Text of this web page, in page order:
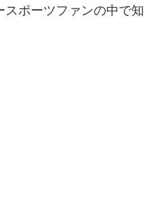
ポーツファンの中で